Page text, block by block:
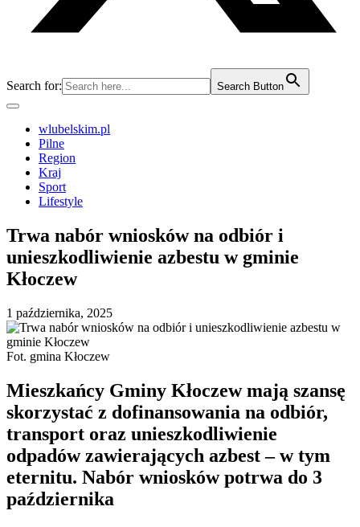
Search for: Search Button
wlubelskim.pl
Pilne
Region
Kraj
Sport
Lifestyle
Trwa nabór wniosków na odbiór i
unieszkodliwienie azbestu w gminie
Kłoczew
1 października, 2025
Fot. gmina Kłoczew
Mieszkańcy Gminy Kłoczew mają szansę
skorzystać z dofinansowania na odbiór,
transport oraz unieszkodliwienie
odpadów zawierających azbest – w tym
eternitu. Nabór wniosków potrwa do 3
października